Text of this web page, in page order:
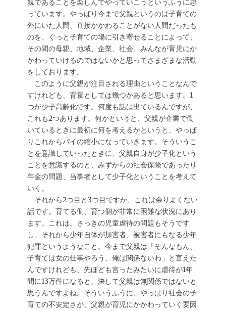
親であることを楽しんでやっていこうというふうに思
っています。やっぱり今まで父親というのは子育ての
外にいた人間、直接かかわることがない人間だったも
のを、ぐっと子育ての場に引き寄せることによって、
その間の母親、地域、企業、社会、みんなが育児にか
かわっていけるのではないかと思ってさまざまな活動
をしております。
このように父親が注目される理由ということなんで
すけれども、背景としては幾つかあると思います。1
つが少子高齢化です。何度も話は出ているんですが、
これも2つあります。何かというと、父親が企業で働
いているときに最初に何を考えるかというと、やっぱ
りこれからパイの縮小になっていきます。そういうこ
とを意識していったときに、父親自身が少子化という
ことを意識するのと、みずからの社会保険であったり
年金の問題、当事者として少子化ということを考えて
いく。
それから2つ目と3つ目ですが、これは余りよくない
話です。育てる側、育つ側が非常に困難な状況にあり
ます。これは、さっきの児童虐待の問題もそうです
し、それから少年自体が加害者、被害者にもなる少年
犯罪というようなこと。今まで父親は「そんなもん、
子育ては女の仕事やろう、俺は関係ないわ」と言えた
んですけれども、先ほども言ったみたいに虐待が1年
間に13万件になると、決して父親は無関係ではないと
思うんですよね。そういうふうに、やっぱり社会の子
育ての不安定さが、父親が育児にかかわっていく要因